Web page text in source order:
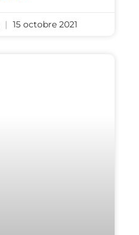
15 octobre 2021